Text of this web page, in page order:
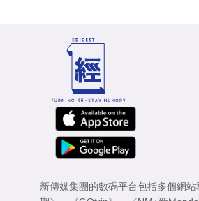
新傳媒集團的數碼平台包括多個網